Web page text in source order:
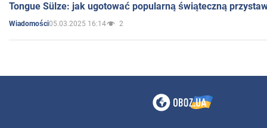
Tongue Sülze: jak ugotować popularną świąteczną
Wiadomości05.03.2025 16:14 2